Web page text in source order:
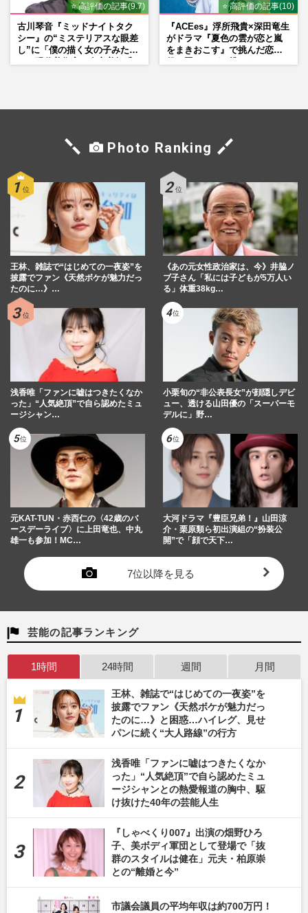
⭐ 高評価の記事(9.7)
古川琴音『ミッドナイトタク
シー』の“ミステリアスな眼差
し”に「僕の描く女の子みた
⭐ 高評価の記事(10)
『ACEes』浮所飛貴×深田竜生
がドラマ『夏色の雲が恋と嵐
をまきおこす』で挑んだ恋人
Photo Ranking
王林、雑誌で“はじめての一夜姿”を
披露でファン《天然ボケが魅力だっ
たのに…》…
《あの元女性政治家は、今》井脇ノ
ブ子さん「私には子どもが5万人い
る」体重38kg…
浅香唯「ファンに嘘はつきたくなか
った」“人気絶頂”で自ら認めたミュ
ージシャン…
小栗旬の“非公表長女”が顔隠しデビ
ュー、透ける山田優の「スーパーモ
デルに」野…
元KAT-TUN・赤西仁の〈42歳のバ
ースデーライブ〉に上田竜也、中丸
雄一も参加！MC…
大河ドラマ『豊臣兄弟！』山田涼
介・栗原類ら初出演組の“扮装公
開”で「顔で天下…
7位以降を見る
芸能の記事ランキング
1時間 24時間 週間 月間
王林、雑誌で“はじめての一夜姿”を
披露でファン《天然ボケが魅力だっ
たのに…》と困惑…ハイレグ、見せ
パンに続く“大人路線”の行方
浅香唯「ファンに嘘はつきたくなか
った」“人気絶頂”で自ら認めたミュ
ージシャンとの熱愛報道の胸中、駆
け抜けた40年の芸能人生
『しゃべくり007』出演の畑野ひろ
子、美ボディ軍団として登場で「抜
群のスタイルは健在」元夫・柏原崇
との“離婚と今”
市議会議員の平均年収は約700万円！